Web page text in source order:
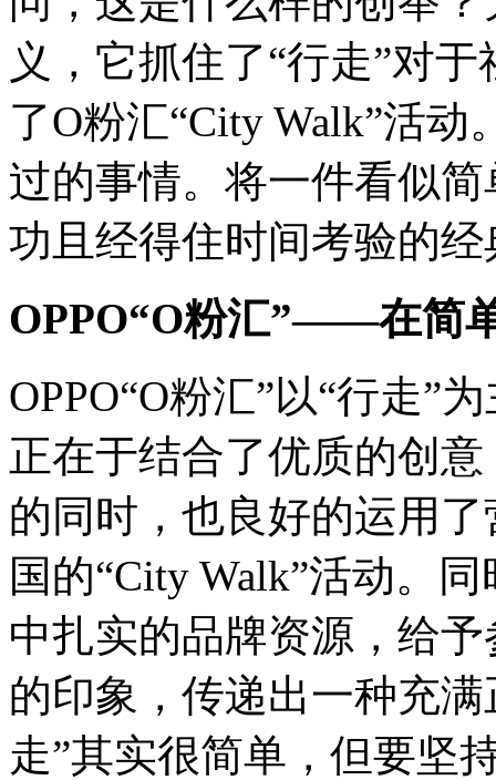
义，它抓住了“行走”对
了O粉汇“City Walk”活
过的事情。将一件看似
功且经得住时间考验的
OPPO“O粉汇”——在简
OPPO“O粉汇”以“行走”
正在于结合了优质的创
的同时，也良好的运用
国的“City Walk”活动。
中扎实的品牌资源，给
的印象，传递出一种充
走”其实很简单，但要坚